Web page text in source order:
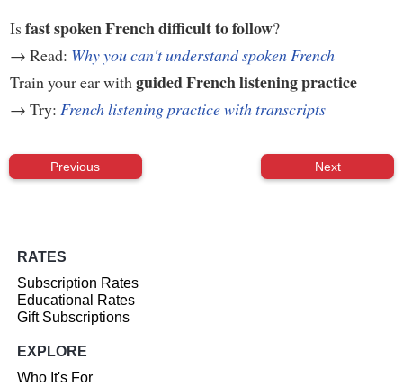
Isfast spoken French difficult to follow?
→ Read: Why you can't understand spoken French
Train your ear with guided French listening practice
→ Try: French listening practice with transcripts
Previous Next
RATES
Subscription Rates
Educational Rates
Gift Subscriptions
EXPLORE
Who It's For